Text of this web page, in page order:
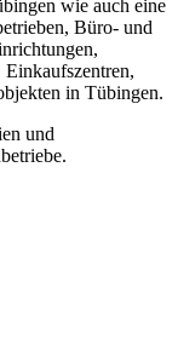
wie auch eine
Büro- und
in Tübingen.
und